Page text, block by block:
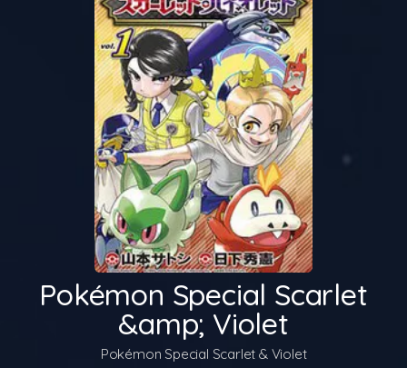
Pokémon Special Scarlet
&amp; Violet
Pokémon Special Scarlet & Violet